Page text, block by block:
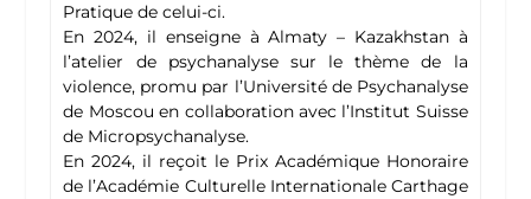
Pratique de celui-ci.
En 2024, il enseigne à Almaty – Kazakhstan à
l’atelier de psychanalyse sur le thème de la
violence, promu par l’Université de Psychanalyse
de Moscou en collaboration avec l’Institut Suisse
de Micropsychanalyse.
En 2024, il reçoit le Prix Académique Honoraire
de l’Académie Culturelle Internationale Carthage